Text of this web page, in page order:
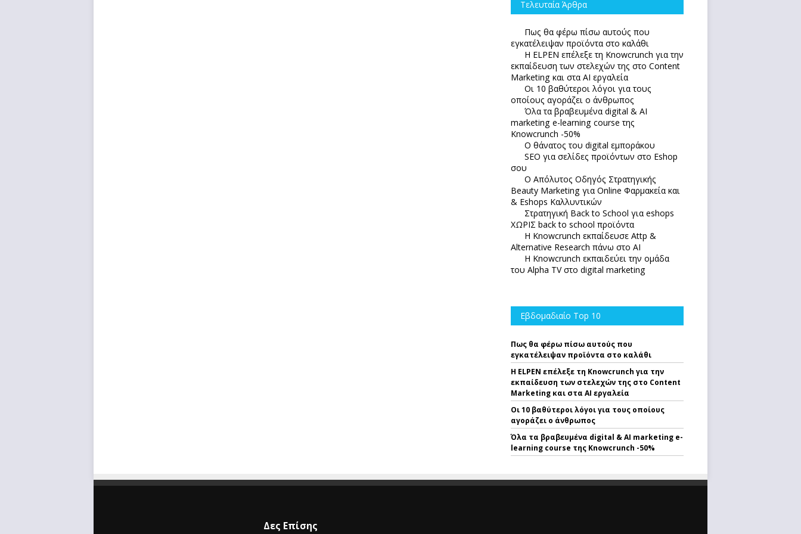
Τελευταία Άρθρα
Πως θα φέρω πίσω αυτούς που
εγκατέλειψαν προϊόντα στο καλάθι
Η ELPEN επέλεξε τη Knowcrunch για την
εκπαίδευση των στελεχών της στο Content
Marketing και στα AI εργαλεία
Οι 10 βαθύτεροι λόγοι για τους
οποίους αγοράζει ο άνθρωπος
Όλα τα βραβευμένα digital & AI
marketing e-learning course της
Knowcrunch -50%
Ο θάνατος του digital εμποράκου
SEO για σελίδες προϊόντων στο Eshop
σου
Ο Απόλυτoς Οδηγός Στρατηγικής
Beauty Marketing για Online Φαρμακεία και
& Eshops Καλλυντικών
Στρατηγική Back to School για eshops
ΧΩΡΙΣ back to school προϊόντα
Η Knowcrunch εκπαίδευσε Attp &
Alternative Research πάνω στο ΑΙ
Η Knowcrunch εκπαιδεύει την ομάδα
του Alpha TV στο digital marketing
Εβδομαδιαίο Top 10
Πως θα φέρω πίσω αυτούς που
εγκατέλειψαν προϊόντα στο καλάθι
Η ELPEN επέλεξε τη Knowcrunch για την
εκπαίδευση των στελεχών της στο Content
Marketing και στα AI εργαλεία
Οι 10 βαθύτεροι λόγοι για τους οποίους
αγοράζει ο άνθρωπος
Όλα τα βραβευμένα digital & AI marketing e-
learning course της Knowcrunch -50%
Δες Επίσης